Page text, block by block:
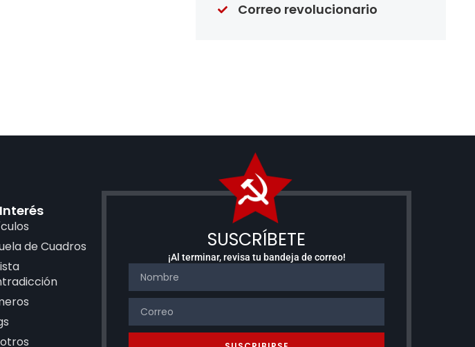
Correo revolucionario
de Cuadros
SUSCRÍBETE
¡Al terminar, revisa tu bandeja de correo!